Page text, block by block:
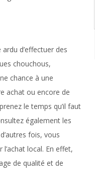
d’effectuer des
chouchous,
chance à une
achat ou encore de
le temps qu’il faut
également les
fois, vous
local. En effet,
de qualité et de